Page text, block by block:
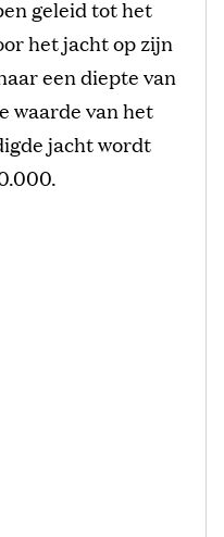
geleid tot het
het jacht op zijn
een diepte van
waarde van het
jacht wordt